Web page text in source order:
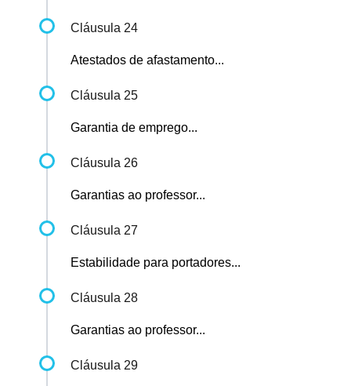
Cláusula 24
Atestados de afastamento...
Cláusula 25
Garantia de emprego...
Cláusula 26
Garantias ao professor...
Cláusula 27
Estabilidade para portadores...
Cláusula 28
Garantias ao professor...
Cláusula 29